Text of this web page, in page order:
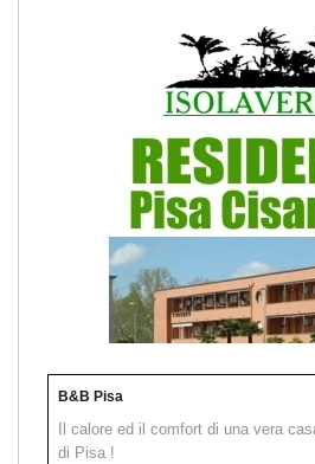
B&B Pisa
Il calore ed il comfort di una vera
di Pisa !